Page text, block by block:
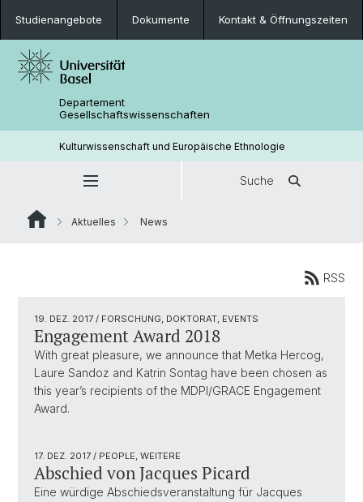
Studienangebote Dokumente Kontakt & Öffnungszeiten
Departement
Gesellschaftswissenschaften
Kulturwissenschaft und Europäische Ethnologie
Suche
Aktuelles News
RSS
19. DEZ. 2017 / FORSCHUNG, DOKTORAT, EVENTS
Engagement Award 2018
With great pleasure, we announce that Metka Hercog,
Laure Sandoz and Katrin Sontag have been chosen as
this year’s recipients of the MDPI/GRACE Engagement
Award.
17. DEZ. 2017 / PEOPLE, WEITERE
Abschied von Jacques Picard
Eine würdige Abschiedsveranstaltung für Jacques